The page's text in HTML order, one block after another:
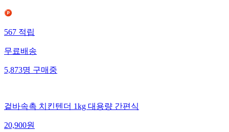
567적립
무료배송
5,873명구매중
겉바속촉 치킨텐더 1kg 대용량 간편식
20,900원